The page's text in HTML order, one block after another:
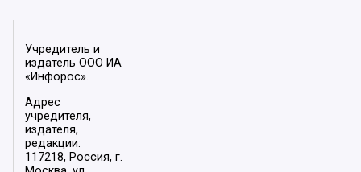
Учредитель и
издатель ООО ИА
«Инфорос».
Адрес
учредителя,
издателя,
редакции:
117218, Россия, г.